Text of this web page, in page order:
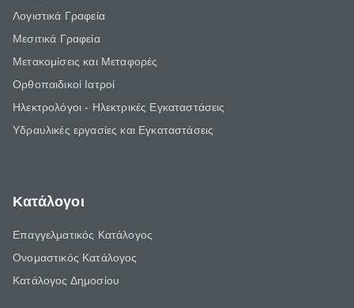
Λογιστικά Γραφεία
Μεσιτικά Γραφεία
Μετακομίσεις και Μεταφορές
Ορθοπαιδικοί Ιατροί
Ηλεκτρολόγοι - Ηλεκτρικές Εγκαταστάσεις
Υδραυλικές εργασίες και Εγκαταστάσεις
Κατάλογοι
Επαγγελματικός Κατάλογος
Ονομαστικός Κατάλογος
Κατάλογος Δημοσίου